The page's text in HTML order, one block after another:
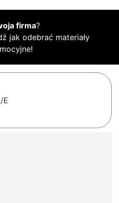
firma?
jak odebrać materiały
E